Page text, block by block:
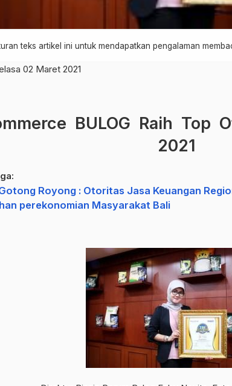
teks artikel ini untuk mendapatkan pengalaman
02 Maret 2021
BULOG Raih Top
2021
Royong : Otoritas Jasa Keuangan
perekonomian Masyarakat Bali